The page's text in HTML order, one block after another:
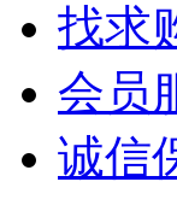
找求
会员
诚信